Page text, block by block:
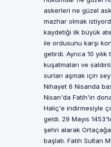
askerleri ne güzel
mazhar olmak
kaydetiği ilk büyük
ile ordusunu karşı
getirdi. Ayrıca 10
kuşatmaları ve
surları aşmak için
Nihayet 6 Nisanda
Nisan'da Fatih'in
Haliç'e indirmesiyle
geldi. 29 Mayıs
şehri alarak
başlatı. Fatih Sultan